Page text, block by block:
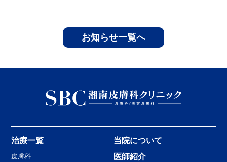
お知らせ一覧へ
治療一覧
皮膚科
当院について
医師紹介